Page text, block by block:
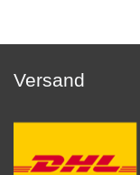
Versand